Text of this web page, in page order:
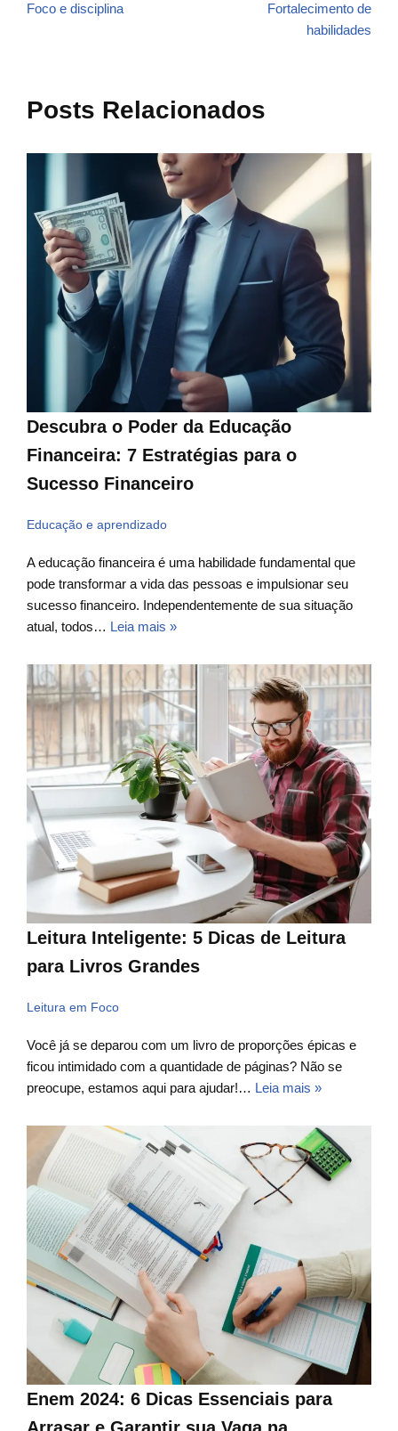
Foco e disciplina
Fortalecimento de
habilidades
Posts Relacionados
Descubra o Poder da Educação
Financeira: 7 Estratégias para o
Sucesso Financeiro
Educação e aprendizado
A educação financeira é uma habilidade fundamental que
pode transformar a vida das pessoas e impulsionar seu
sucesso financeiro. Independentemente de sua situação
atual, todos… Leia mais »
Leitura Inteligente: 5 Dicas de Leitura
para Livros Grandes
Leitura em Foco
Você já se deparou com um livro de proporções épicas e
ficou intimidado com a quantidade de páginas? Não se
preocupe, estamos aqui para ajudar!… Leia mais »
Enem 2024: 6 Dicas Essenciais para